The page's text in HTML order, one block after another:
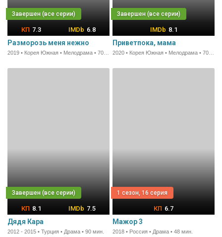
7.3 6.8
Разморозь меня нежно
8.1
Приветпока, мама
8.1 7.5
Дядя Кара
2012 - 2015 • Турция • Драма • 90 мин.
1 сезон, 16 серия
6.7
Мажор 3
2018 • Россия • Драма • 48 мин.